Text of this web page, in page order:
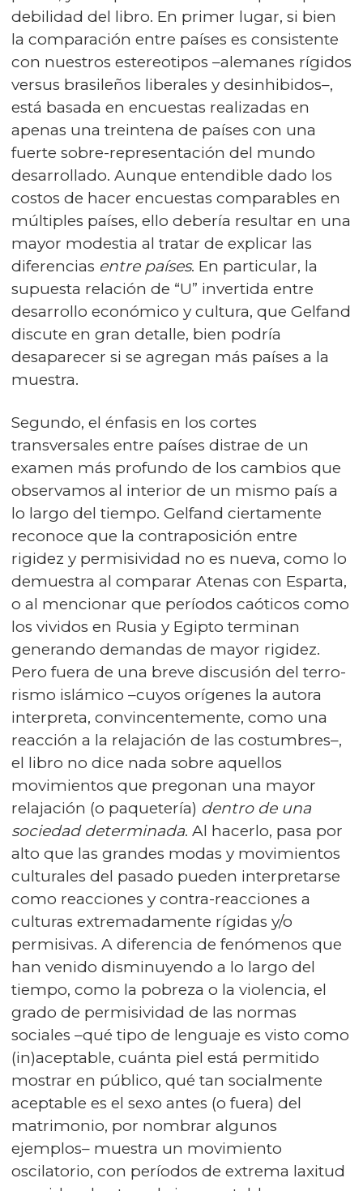
debilidad del libro. En primer lugar, si bien
la comparación entre países es consistente
con nuestros estereotipos –alemanes rígidos
versus brasileños liberales y desinhibidos–,
está basada en encuestas realizadas en
apenas una treintena de países con una
fuerte sobre-representación del mundo
desarrollado. Aunque entendible dado los
costos de hacer encuestas comparables en
múltiples países, ello debería resultar en una
mayor modestia al tratar de explicar las
diferencias entre países. En particular, la
supuesta relación de “U” invertida entre
desarrollo económico y cultura, que Gelfand
discute en gran detalle, bien podría
desaparecer si se agregan más países a la
muestra.
Segundo, el énfasis en los cortes
transversales entre países distrae de un
examen más profundo de los cambios que
observamos al interior de un mismo país a
lo largo del tiempo. Gelfand ciertamente
reconoce que la contraposición entre
rigidez y permisividad no es nueva, como lo
demuestra al comparar Atenas con Esparta,
o al mencionar que períodos caóticos como
los vividos en Rusia y Egipto terminan
generando demandas de mayor rigidez.
Pero fuera de una breve discusión del te­rro­
ris­mo islámico –cuyos orígenes la autora
interpreta, convincentemente, como una
reacción a la relajación de las costumbres–,
el libro no dice nada sobre aquellos
movimientos que pregonan una mayor
relajación (o paquetería) dentro de una
sociedad determinada. Al hacerlo, pasa por
alto que las grandes modas y movimientos
culturales del pasado pueden interpretarse
como reacciones y contra-reacciones a
culturas extremadamente rígidas y/o
permisivas. A diferencia de fenómenos que
han venido disminuyendo a lo largo del
tiempo, como la pobreza o la violencia, el
grado de permisividad de las normas
sociales –qué tipo de lenguaje es visto como
(in)aceptable, cuánta piel está permitido
mostrar en público, qué tan socialmente
aceptable es el sexo antes (o fuera) del
matrimonio, por nombrar algunos
ejemplos– muestra un movimiento
oscilatorio, con períodos de extrema laxitud